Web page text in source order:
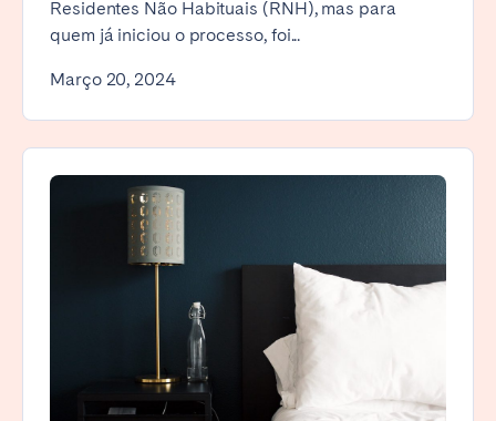
Residentes Não Habituais (RNH), mas para
quem já iniciou o processo, foi...
Março 20, 2024